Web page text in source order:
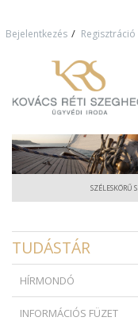
Bejelentkezés / Regisztráció
SZÉLESKÖRŰ
TUDÁSTÁR
HÍRMONDÓ
INFORMÁCIÓS FÜZET